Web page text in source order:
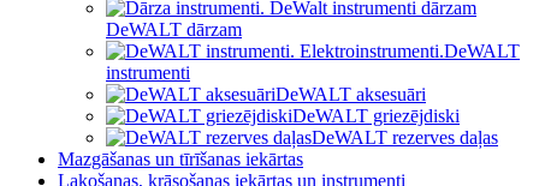
DeWALT dārzam
DeWALT
instrumenti
DeWALT aksesuāri
DeWALT griezējdiski
DeWALT rezerves daļas
Mazgāšanas un tīrīšanas iekārtas
Lakošanas, krāsošanas iekārtas un instrumenti